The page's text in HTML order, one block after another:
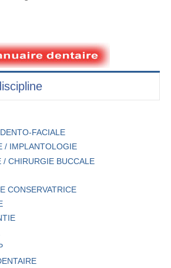
FACIALE
/ IMPLANTOLOGIE
/ CHIRURGIE BUCCALE
CONSERVATRICE